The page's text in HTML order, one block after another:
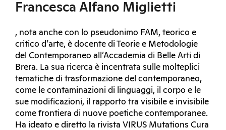
Francesca Alfano Miglietti
, nota anche con lo pseudonimo FAM, teorico e
critico d’arte, è docente di Teorie e Metodologie
del Contemporaneo all’Accademia di Belle Arti di
Brera. La sua ricerca è incentrata sulle molteplici
tematiche di trasformazione del contemporaneo,
come le contaminazioni di linguaggi, il corpo e le
sue modificazioni, il rapporto tra visibile e invisibile
come frontiera di nuove poetiche contemporanee.
Ha ideato e diretto la rivista VIRUS Mutations Cura